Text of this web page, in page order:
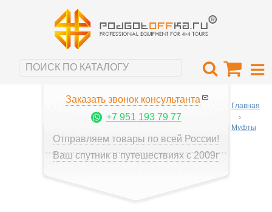
Заказать звонок консультанта
+7 951 193 79 77
Отправляем товары по всей России!
Ваш спутник в путешествиях с 2009г
Главная
Муфты